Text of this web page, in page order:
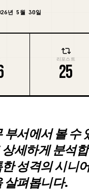
년 5월 30일
리포스트
25
서에서 볼 수
세하게 분석
성격의 시니
살펴봅니다.